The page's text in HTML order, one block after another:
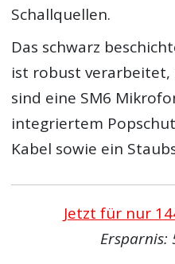
Schallquellen.
Das schwarz
ist robust
sind eine SM6
integriertem
Kabel sowie ein
Jetzt für nur
Ersparnis: